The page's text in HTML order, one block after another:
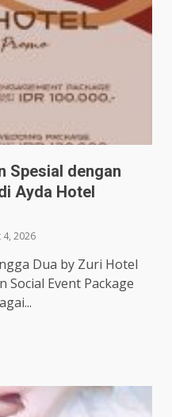
Spesial dengan
Ayda Hotel
4, 2026
Dua by Zuri Hotel
Event Package